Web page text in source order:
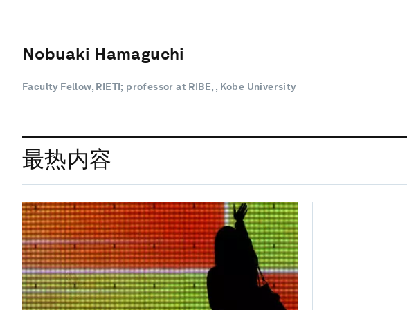
Nobuaki Hamaguchi
Faculty Fellow, RIETI; professor at RIBE, , Kobe University
最热内容